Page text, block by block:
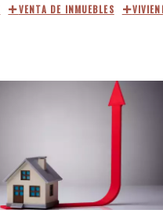
VENTA DE INMUEBLES